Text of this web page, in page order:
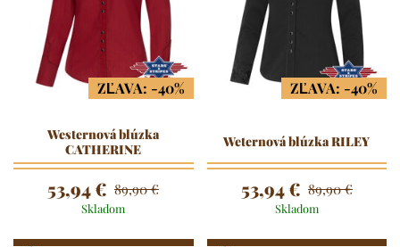
ZĽAVA: -40%
Westernová blúzka
CATHERINE
53,94 € 89,90 €
Skladom
ZĽAVA: -40%
Weternová blúzka RILEY
53,94 € 89,90 €
Skladom